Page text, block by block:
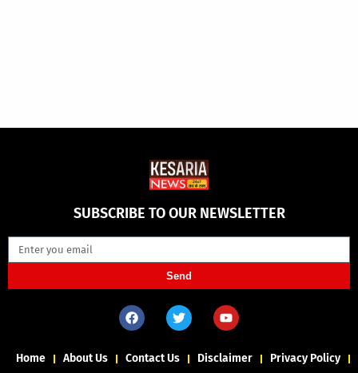
SUBSCRIBE TO OUR NEWSLETTER
Send
Home About Us Contact Us Disclaimer
Privacy Policy